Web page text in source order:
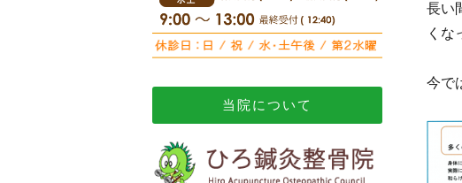
長い
くな
今で
当院について